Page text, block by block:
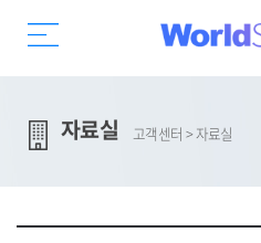
자료실 고객센터 >자료실